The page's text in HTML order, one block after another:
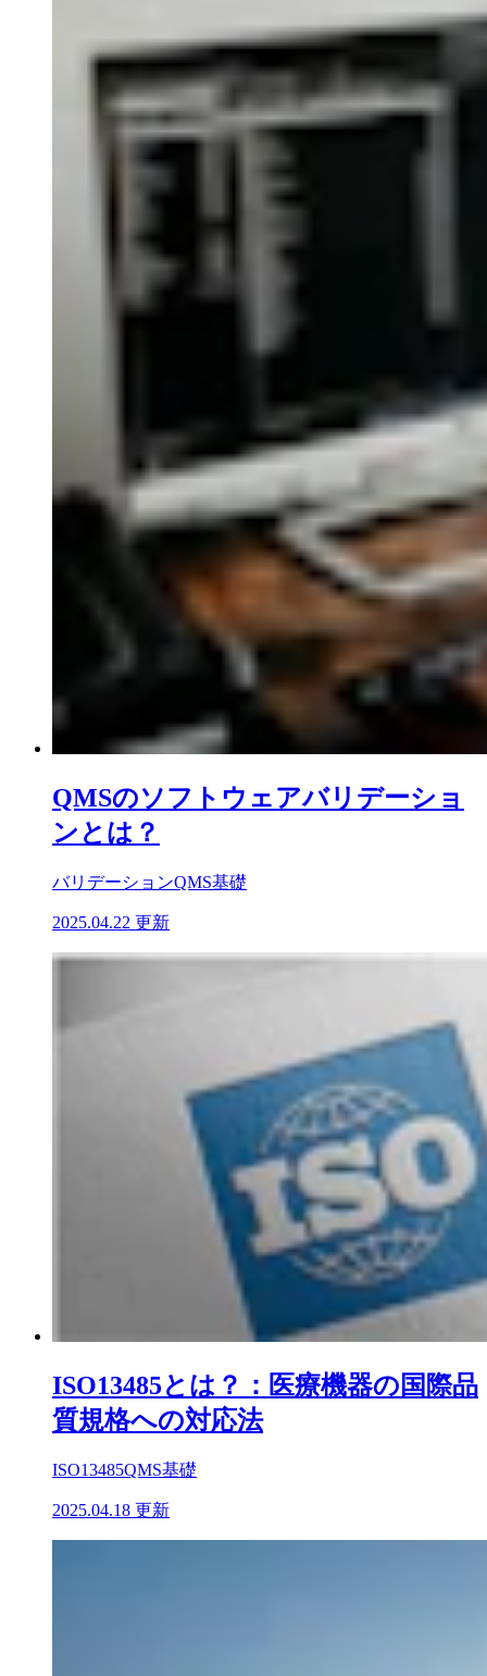
QMSのソフトウェアバリデーショ
ンとは？
バリデーションQMS基礎
2025.04.22 更新
ISO13485とは？：医療機器の国際品
質規格への対応法
ISO13485QMS基礎
2025.04.18 更新